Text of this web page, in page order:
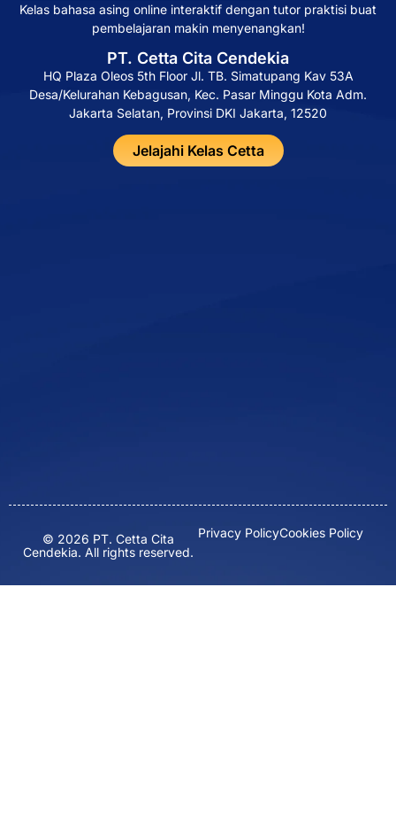
Kelas bahasa asing online interaktif dengan tutor praktisi buat
pembelajaran makin menyenangkan!
PT. Cetta Cita Cendekia
HQ Plaza Oleos 5th Floor Jl. TB. Simatupang Kav 53A
Desa/Kelurahan Kebagusan, Kec. Pasar Minggu Kota Adm.
Jakarta Selatan, Provinsi DKI Jakarta, 12520
Jelajahi Kelas Cetta
© 2026 PT. Cetta Cita
Cendekia. All rights reserved.
Privacy PolicyCookies Policy